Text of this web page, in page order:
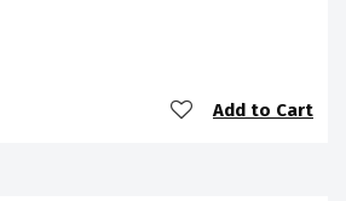
Add to Cart